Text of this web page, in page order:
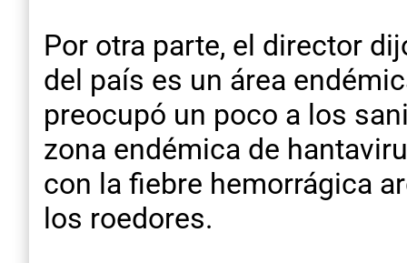
Por otra parte, el director
del país es un área
preocupó un poco a los
zona endémica de
con la fiebre hemorrágica
los roedores.